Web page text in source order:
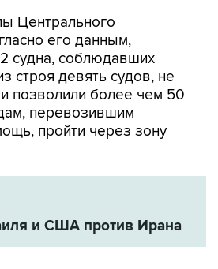
Центрального
его данным,
судна, соблюдавших
строя девять судов, не
позволили более чем 50
перевозившим
пройти через зону
и США против Ирана